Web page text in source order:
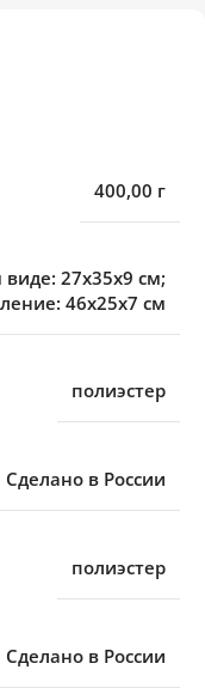
400,00 г
27x35x9 см;
46x25x7 см
полиэстер
Сделано в России
полиэстер
Сделано в России